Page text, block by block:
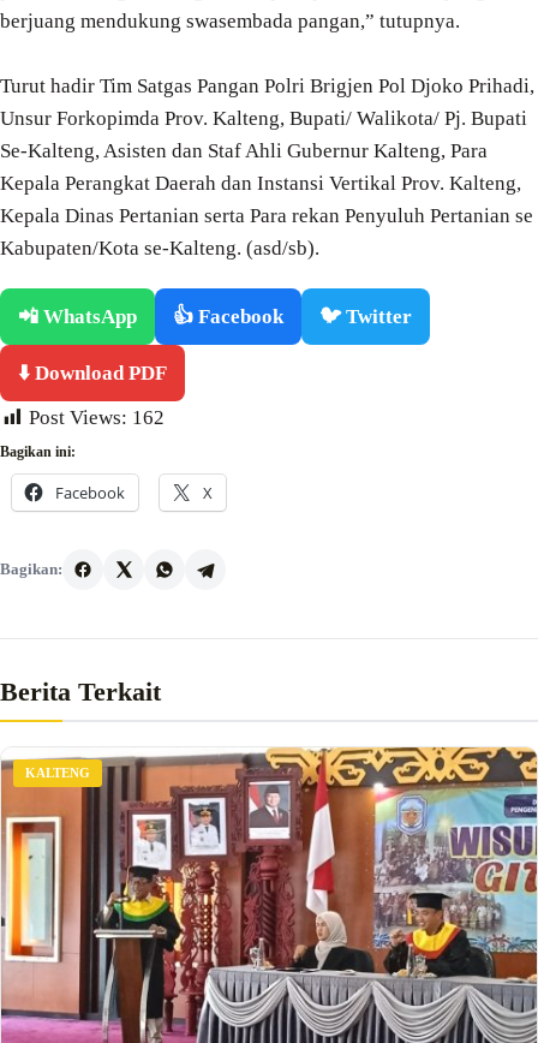
berjuang mendukung swasembada pangan,” tutupnya.
Turut hadir Tim Satgas Pangan Polri Brigjen Pol Djoko Prihadi,
Unsur Forkopimda Prov. Kalteng, Bupati/ Walikota/ Pj. Bupati
Se-Kalteng, Asisten dan Staf Ahli Gubernur Kalteng, Para
Kepala Perangkat Daerah dan Instansi Vertikal Prov. Kalteng,
Kepala Dinas Pertanian serta Para rekan Penyuluh Pertanian se
Kabupaten/Kota se-Kalteng. (asd/sb).
📲 WhatsApp 👍 Facebook 🐦 Twitter
⬇️ Download PDF
Post Views: 162
Bagikan ini:
Facebook X
Bagikan:
Berita Terkait
KALTENG